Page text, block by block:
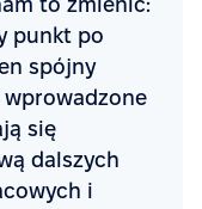
punkt po
spójny
się
dalszych
i